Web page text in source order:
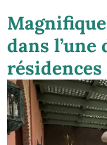
dans l’une